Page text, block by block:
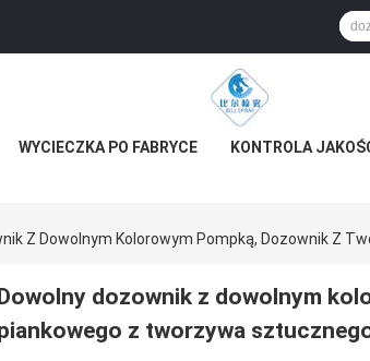
WYCIECZKA PO FABRYCE KONTROLA
Z Dowolnym Kolorowym Pompką, Dozownik Z
dozownik z dowolnym
z tworzywa